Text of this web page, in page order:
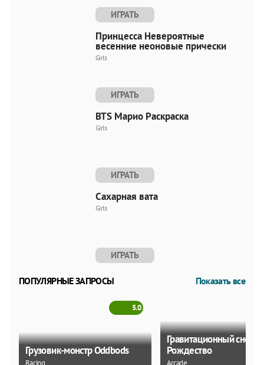
ИГРАТЬ
Принцесса Невероятные
весенние неоновые прически
Girls
ИГРАТЬ
BTS Марио Раскраска
Girls
ИГРАТЬ
Сахарная вата
Girls
ИГРАТЬ
ПОПУЛЯРНЫЕ ЗАПРОСЫ Показать все
Грузовик-монстр Oddbods
Racing
5.0
Гравитационный
Рождество
Arcade